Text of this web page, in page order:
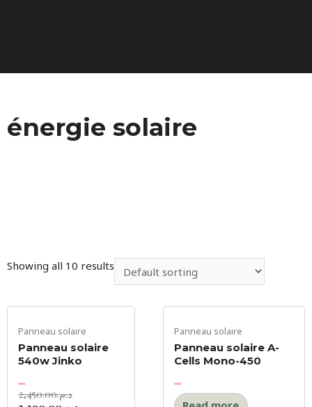
énergie solaire
Showing all 10 results
Panneau solaire
Panneau solaire
540w Jinko
0
out
د.م.2,450.00
Panneau solaire
Panneau solaire A-
Cells Mono-450
out
of